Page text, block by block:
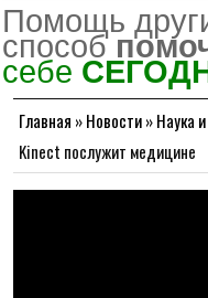
Помощь
способ
себе
Главная »Новости»Наука
Kinect послужит медицине